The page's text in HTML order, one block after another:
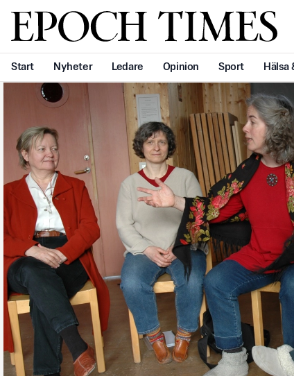
Svenska Epoch Times
Start Nyheter Ledare Opinion Sport Hälsa